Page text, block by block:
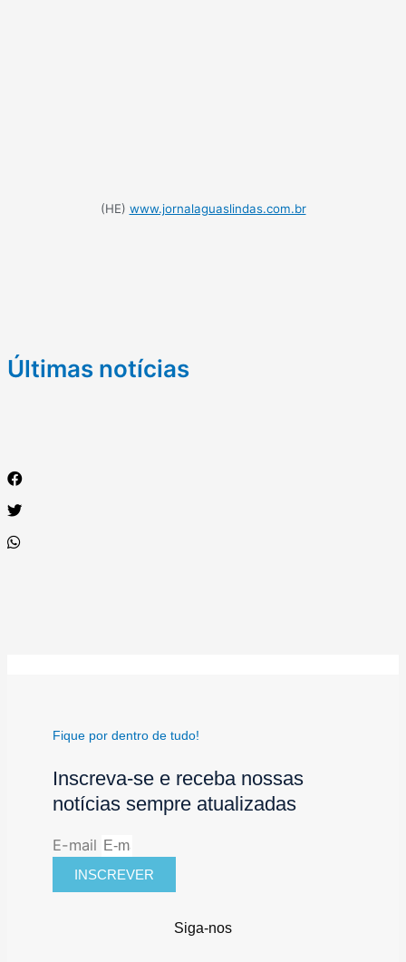
(HE) www.jornalaguaslindas.com.br
Últimas notícias
Fique por dentro de tudo!
Inscreva-se e receba nossas
notícias sempre atualizadas
E-mail
INSCREVER
Siga-nos